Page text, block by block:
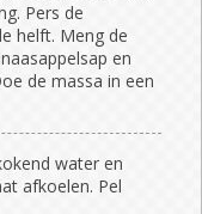
Pers de
helft. Meng de
en
de massa in een
water en
afkoelen. Pel